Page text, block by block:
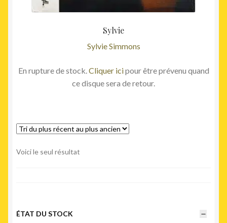
Sylvie
Sylvie Simmons
En rupture de stock. Cliquer icipour être prévenu quand
ce disque sera de retour.
Voici le seul résultat
ÉTAT DU STOCK